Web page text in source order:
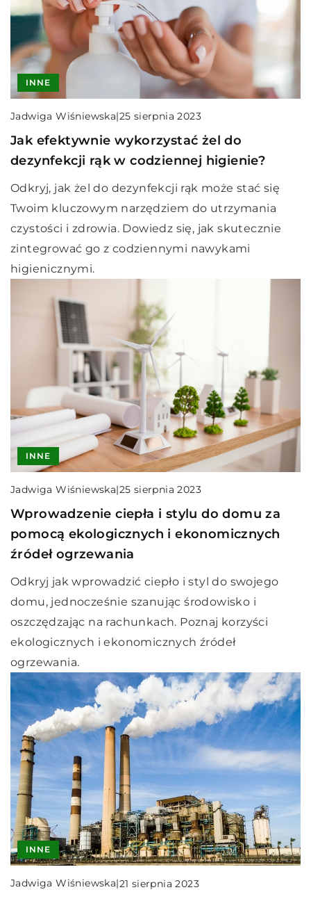
INNE
Jadwiga Wiśniewska|25 sierpnia 2023
Jak efektywnie wykorzystać żel do
dezynfekcji rąk w codziennej higienie?
Odkryj, jak żel do dezynfekcji rąk może stać się
Twoim kluczowym narzędziem do utrzymania
czystości i zdrowia. Dowiedz się, jak skutecznie
zintegrować go z codziennymi nawykami
higienicznymi.
INNE
Jadwiga Wiśniewska|25 sierpnia 2023
Wprowadzenie ciepła i stylu do domu za
pomocą ekologicznych i ekonomicznych
źródeł ogrzewania
Odkryj jak wprowadzić ciepło i styl do swojego
domu, jednocześnie szanując środowisko i
oszczędzając na rachunkach. Poznaj korzyści
ekologicznych i ekonomicznych źródeł
ogrzewania.
INNE
Jadwiga Wiśniewska|21 sierpnia 2023